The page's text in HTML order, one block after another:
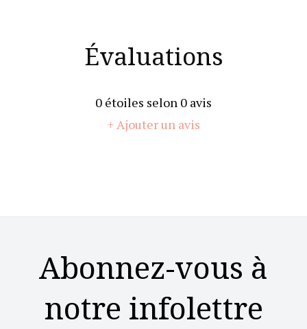
Évaluations
0 étoiles selon 0 avis
+ Ajouter un avis
Abonnez-vous à
notre infolettre